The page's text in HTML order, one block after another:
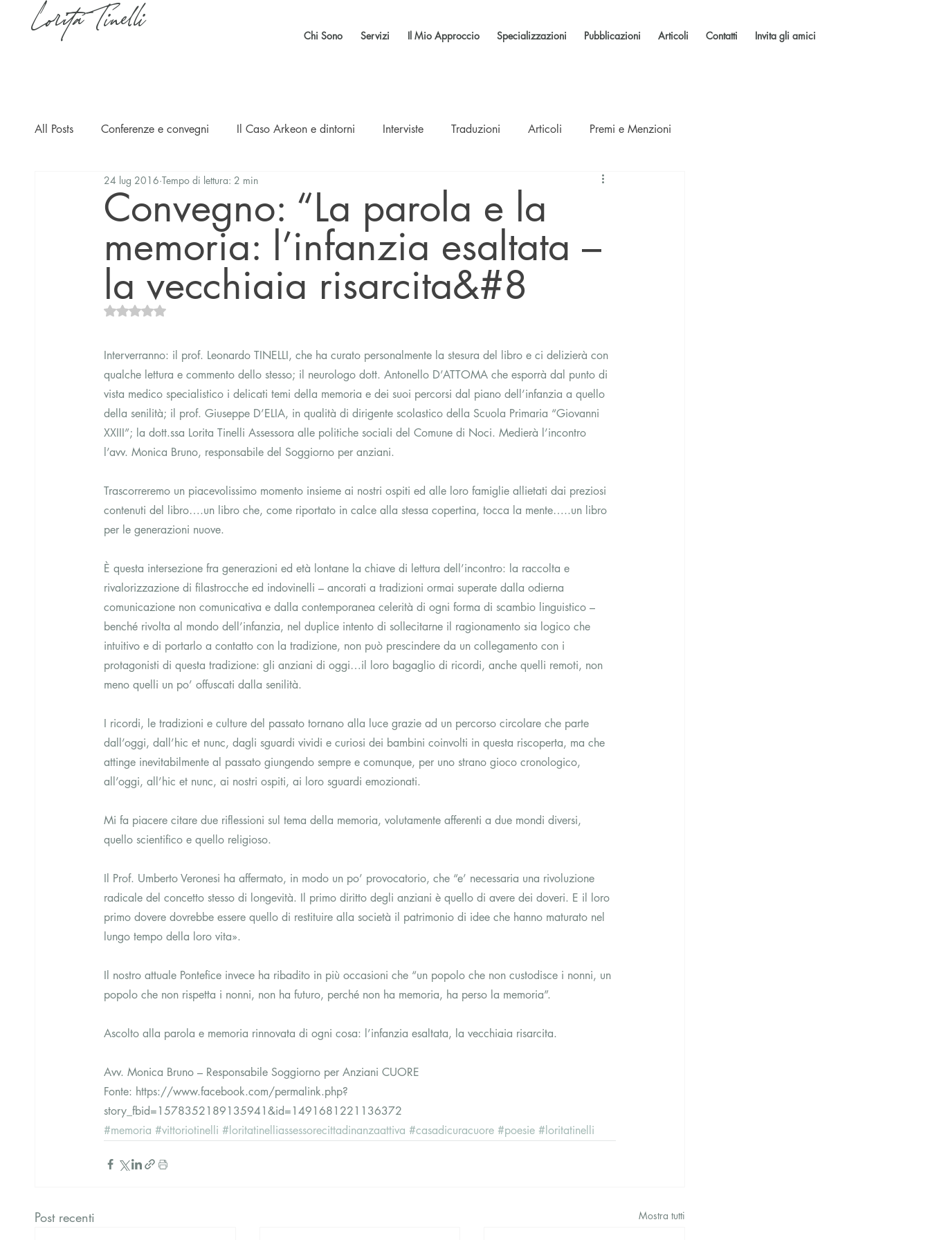
Lorita Tinelli Chi Sono Servizi Il Mio Approccio Specializzazioni Pubblicazioni Articoli Contatti Invita gli amici
All Posts Conferenze e convegni Il Caso Arkeon e dintorni Interviste Traduzioni Articoli Premi e Menzioni
Ripercussioni Articoli in inglese
Convegno: “La parola e la
memoria: l’infanzia esaltata –
la vecchiaia risarcita&#8
24 lug 2016 Tempo di lettura: 2 min
Valutazione NaN stelle su 5.
Interverranno: il prof. Leonardo TINELLI, che ha curato personalmente la stesura del libro e ci delizierà con
qualche lettura e commento dello stesso; il neurologo dott. Antonello D’ATTOMA che esporrà dal punto di
vista medico specialistico i delicati temi della memoria e dei suoi percorsi dal piano dell’infanzia a quello
della senilità; il prof. Giuseppe D’ELIA, in qualità di dirigente scolastico della Scuola Primaria “Giovanni
XXIII”; la dott.ssa Lorita Tinelli Assessora alle politiche sociali del Comune di Noci. Medierà l’incontro
l’avv. Monica Bruno, responsabile del Soggiorno per anziani.
Trascorreremo un piacevolissimo momento insieme ai nostri ospiti ed alle loro famiglie allietati dai preziosi
contenuti del libro….un libro che, come riportato in calce alla stessa copertina, tocca la mente…..un libro
per le generazioni nuove.
È questa intersezione fra generazioni ed età lontane la chiave di lettura dell’incontro: la raccolta e
rivalorizzazione di filastrocche ed indovinelli – ancorati a tradizioni ormai superate dalla odierna
comunicazione non comunicativa e dalla contemporanea celerità di ogni forma di scambio linguistico –
benché rivolta al mondo dell’infanzia, nel duplice intento di sollecitarne il ragionamento sia logico che
intuitivo e di portarlo a contatto con la tradizione, non può prescindere da un collegamento con i
protagonisti di questa tradizione: gli anziani di oggi…il loro bagaglio di ricordi, anche quelli remoti, non
meno quelli un po’ offuscati dalla senilità.
I ricordi, le tradizioni e culture del passato tornano alla luce grazie ad un percorso circolare che parte
dall’oggi, dall’hic et nunc, dagli sguardi vividi e curiosi dei bambini coinvolti in questa riscoperta, ma che
attinge inevitabilmente al passato giungendo sempre e comunque, per uno strano gioco cronologico,
all’oggi, all’hic et nunc, ai nostri ospiti, ai loro sguardi emozionati.
Mi fa piacere citare due riflessioni sul tema della memoria, volutamente afferenti a due mondi diversi,
quello scientifico e quello religioso.
Il Prof. Umberto Veronesi ha affermato, in modo un po’ provocatorio, che “e’ necessaria una rivoluzione
radicale del concetto stesso di longevità. Il primo diritto degli anziani è quello di avere dei doveri. E il loro
primo dovere dovrebbe essere quello di restituire alla società il patrimonio di idee che hanno maturato nel
lungo tempo della loro vita».
Il nostro attuale Pontefice invece ha ribadito in più occasioni che “un popolo che non custodisce i nonni, un
popolo che non rispetta i nonni, non ha futuro, perché non ha memoria, ha perso la memoria”.
Ascolto alla parola e memoria rinnovata di ogni cosa: l’infanzia esaltata, la vecchiaia risarcita.
Avv. Monica Bruno – Responsabile Soggiorno per Anziani CUORE
Fonte: https://www.facebook.com/permalink.php?
story_fbid=1578352189135941&id=1491681221136372
#memoria #vittoriotinelli #loritatinelliassessorecittadinanzaattiva #casadicuracuore #poesie #loritatinelli
Post recenti Mostra tutti